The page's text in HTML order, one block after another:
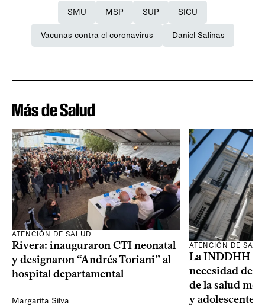
SMU MSP SUP SICU
Vacunas contra el coronavirus Daniel Salinas
Más de Salud
ATENCIÓN DE SALUD
Rivera: inauguraron CTI neonatal
y designaron “Andrés Toriani” al
hospital departamental
Margarita Silva
ATENCIÓN DE
La INDDHH
necesidad de
de la salud
y adolescentes